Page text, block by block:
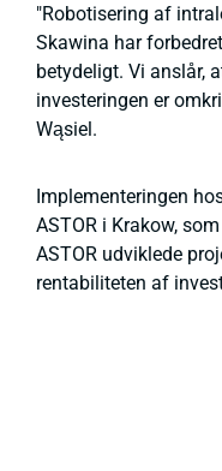
"Robotisering af
Skawina har
betydeligt. Vi anslår,
investeringen er
Wąsiel.
Implementeringen
ASTOR i Krakow,
ASTOR udviklede
rentabiliteten af